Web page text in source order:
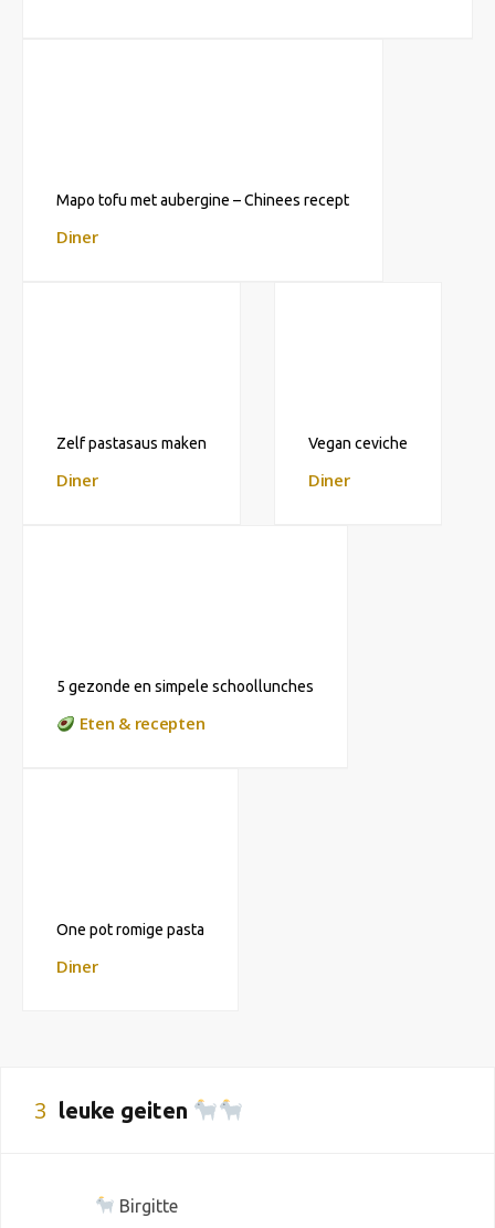
Mapo tofu met aubergine – Chinees recept
Diner
Zelf pastasaus maken
Diner
Vegan ceviche
Diner
5 gezonde en simpele schoollunches
Eten & recepten
One pot romige pasta
Diner
3 leuke geiten
Birgitte